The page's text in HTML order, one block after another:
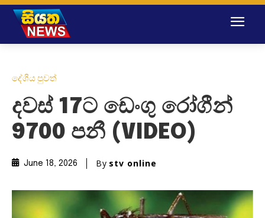
දේශීය පුවත්
දවස් 17ට ඩෙංගු රෝගීන්
9700 පනී (VIDEO)
June 18, 2026 By stv online